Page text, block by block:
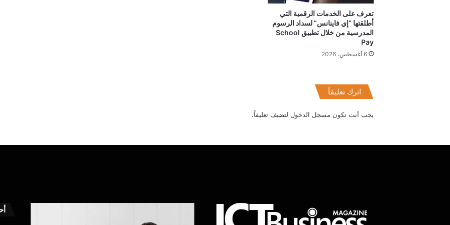
تعرف على الخدمات الرقمية التي
أطلقتها “إي فاينانس” لسداد الرسوم
المدرسية من خلال تطبيق School
Pay
6 أغسطس، 2026
اترك تعليقاً
يجب أنت تكون مسجل الدخول لتضيف تعليقاً.
شريك